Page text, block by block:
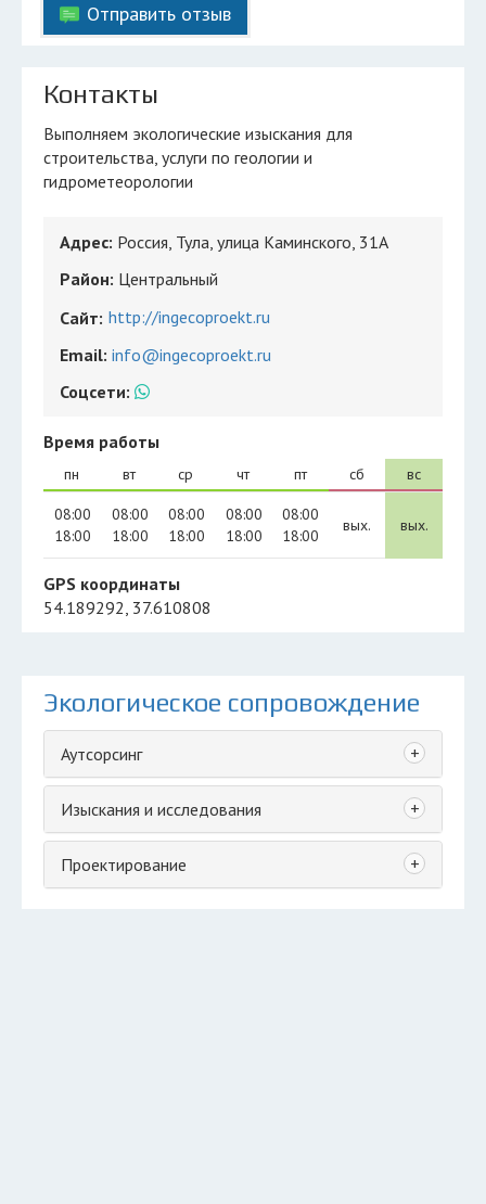
Отправить отзыв
Контакты
Выполняем экологические изыскания для
строительства, услуги по геологии и
гидрометеорологии
Адрес: Россия, Тула, улица Каминского, 31А
Район: Центральный
Сайт: http://ingecoproekt.ru
Email: info@ingecoproekt.ru
Соцсети:
Время работы
пн
08:00
18:00
вт
08:00
18:00
ср
08:00
18:00
чт
08:00
18:00
пт
08:00
18:00
сб
вых.
вс
вых.
GPS координаты
54.189292, 37.610808
Экологическое сопровождение
Аутсорсинг +
Изыскания и исследования +
Проектирование +